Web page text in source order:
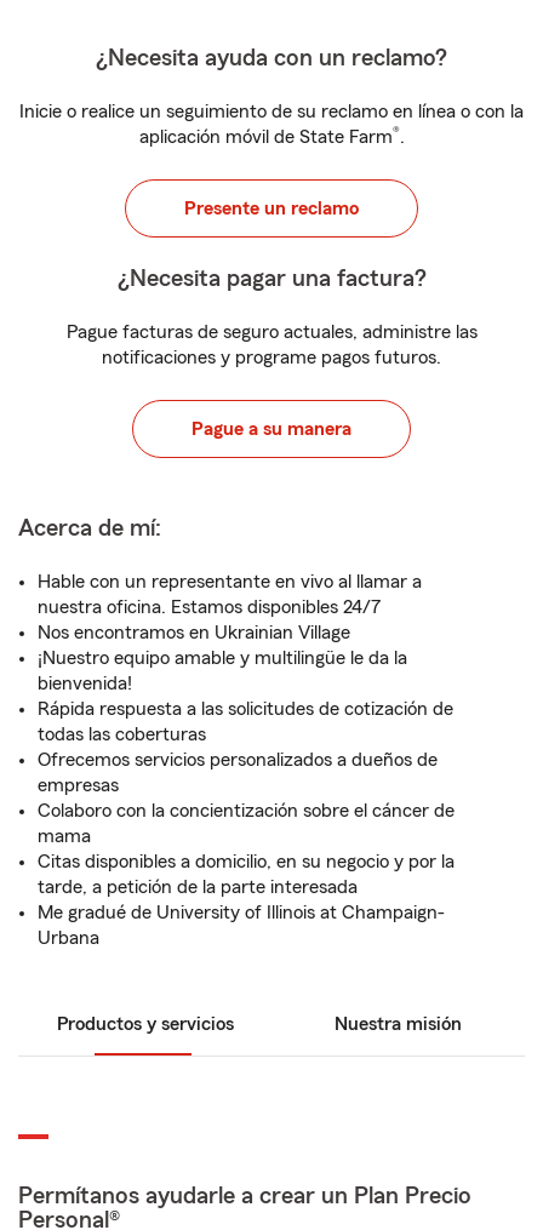
¿Necesita ayuda con un reclamo?
Inicie o realice un seguimiento de su reclamo en línea o con la
aplicación móvil de State Farm®.
Presente un reclamo
¿Necesita pagar una factura?
Pague facturas de seguro actuales, administre las
notificaciones y programe pagos futuros.
Pague a su manera
Acerca de mí:
Hable con un representante en vivo al llamar a
nuestra oficina. Estamos disponibles 24/7
Nos encontramos en Ukrainian Village
¡Nuestro equipo amable y multilingüe le da la
bienvenida!
Rápida respuesta a las solicitudes de cotización de
todas las coberturas
Ofrecemos servicios personalizados a dueños de
empresas
Colaboro con la concientización sobre el cáncer de
mama
Citas disponibles a domicilio, en su negocio y por la
tarde, a petición de la parte interesada
Me gradué de University of Illinois at Champaign-
Urbana
Productos y servicios Nuestra misión
Permítanos ayudarle a crear un Plan Precio
Personal®